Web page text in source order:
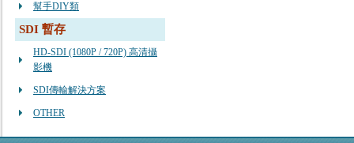
幫手DIY類
SDI 暫存
HD-SDI (1080P / 720P) 高清攝
影機
SDI傳輸解決方案
OTHER